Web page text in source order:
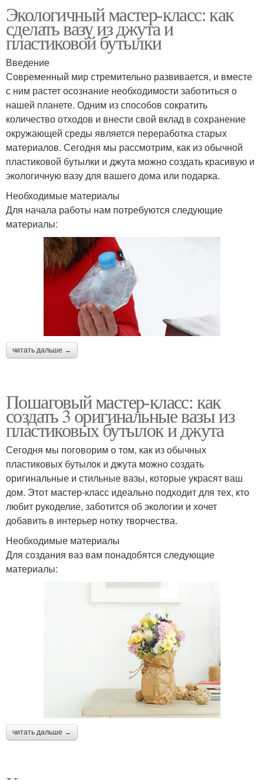
Экологичный мастер-класс: как
сделать вазу из джута и
пластиковой бутылки
Введение
Современный мир стремительно развивается, и вместе
с ним растет осознание необходимости заботиться о
нашей планете. Одним из способов сократить
количество отходов и внести свой вклад в сохранение
окружающей среды является переработка старых
материалов. Сегодня мы рассмотрим, как из обычной
пластиковой бутылки и джута можно создать красивую и
экологичную вазу для вашего дома или подарка.
Необходимые материалы
Для начала работы нам потребуются следующие
материалы:
читать дальше →
Пошаговый мастер-класс: как
создать 3 оригинальные вазы из
пластиковых бутылок и джута
Сегодня мы поговорим о том, как из обычных
пластиковых бутылок и джута можно создать
оригинальные и стильные вазы, которые украсят ваш
дом. Этот мастер-класс идеально подходит для тех, кто
любит рукоделие, заботится об экологии и хочет
добавить в интерьер нотку творчества.
Необходимые материалы
Для создания ваз вам понадобятся следующие
материалы:
читать дальше →